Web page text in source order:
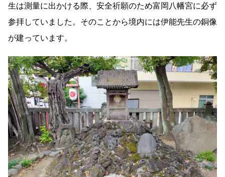
生は測量に出かける際、安全祈願のため富岡八幡宮に必ず
参拝していました。そのことから境内には伊能先生の銅像
が建っています。